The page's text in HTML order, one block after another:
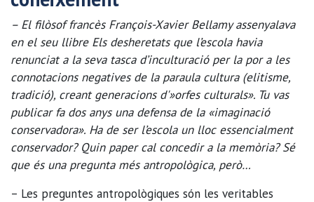
– El filòsof francès François-Xavier Bellamy assenyalava
en el seu llibre Els desheretats que l’escola havia
renunciat a la seva tasca d’inculturació per la por a les
connotacions negatives de la paraula cultura (elitisme,
tradició), creant generacions d'»orfes culturals». Tu vas
publicar fa dos anys una defensa de la «imaginació
conservadora». Ha de ser l’escola un lloc essencialment
conservador? Quin paper cal concedir a la memòria? Sé
que és una pregunta més antropològica, però…
– Les preguntes antropològiques són les veritables